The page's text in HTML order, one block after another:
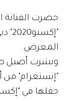
حضرت
المعرض.
ونشرت أصيل
"إنستغرام"